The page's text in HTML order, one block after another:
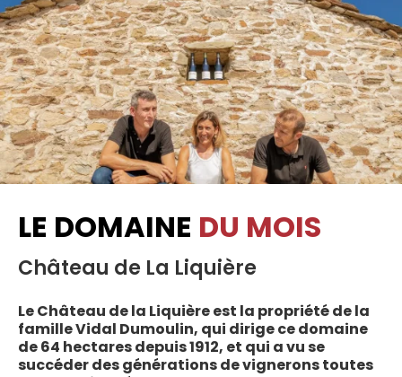
LE DOMAINE DU MOIS
Château de La Liquière
Le Château de la Liquière est la propriété de la
famille Vidal Dumoulin, qui dirige ce domaine
de 64 hectares depuis 1912, et qui a vu se
succéder des générations de vignerons toutes